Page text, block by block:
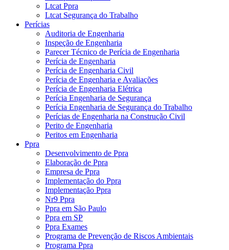
Ltcat Ppra
Ltcat Segurança do Trabalho
Perícias
Auditoria de Engenharia
Inspeção de Engenharia
Parecer Técnico de Perícia de Engenharia
Perícia de Engenharia
Perícia de Engenharia Civil
Perícia de Engenharia e Avaliações
Perícia de Engenharia Elétrica
Perícia Engenharia de Segurança
Perícia Engenharia de Segurança do Trabalho
Perícias de Engenharia na Construção Civil
Perito de Engenharia
Peritos em Engenharia
Ppra
Desenvolvimento de Ppra
Elaboração de Ppra
Empresa de Ppra
Implementação do Ppra
Implementação Ppra
Nr9 Ppra
Ppra em São Paulo
Ppra em SP
Ppra Exames
Programa de Prevenção de Riscos Ambientais
Programa Ppra